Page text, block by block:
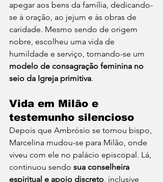
apegar aos bens da família, dedicando-
se à oração, ao jejum e às obras de
caridade. Mesmo sendo de origem
nobre, escolheu uma vida de
humildade e serviço, tornando-se um
modelo de consagração feminina no
seio da Igreja primitiva.
Vida em Milão e
testemunho silencioso
Depois que Ambrósio se tornou bispo,
Marcelina mudou-se para Milão, onde
viveu com ele no palácio episcopal. Lá,
continuou sendo sua conselheira
espiritual e apoio discreto, inclusive